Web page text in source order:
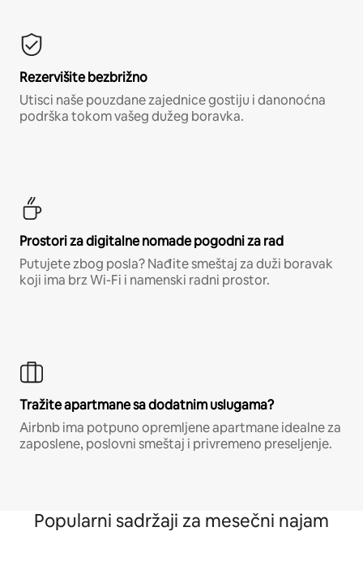
Rezervišite bezbrižno
Utisci naše pouzdane zajednice gostiju i danonoćna
podrška tokom vašeg dužeg boravka.
Prostori za digitalne nomade pogodni za rad
Putujete zbog posla? Nađite smeštaj za duži boravak
koji ima brz Wi-Fi i namenski radni prostor.
Tražite apartmane sa dodatnim uslugama?
Airbnb ima potpuno opremljene apartmane idealne za
zaposlene, poslovni smeštaj i privremeno preseljenje.
Popularni sadržaji za mesečni najam